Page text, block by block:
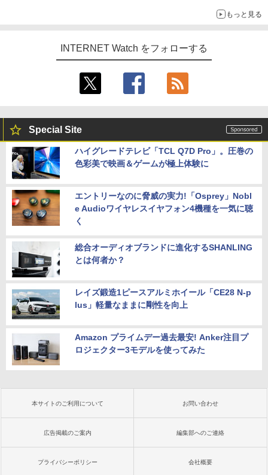
もっと見る
INTERNET Watch をフォローする
Special Site
ハイグレードテレビ「TCL Q7D Pro」。圧巻の
色彩美で映画＆ゲームが極上体験に
エントリーなのに脅威の実力!「Osprey」Nobl
e Audioワイヤレスイヤフォン4機種を一気に聴
く
総合オーディオブランドに進化するSHANLING
とは何者か？
レイズ鍛造1ピースアルミホイール「CE28 N-p
lus」軽量なままに剛性を向上
Amazon プライムデー過去最安! Anker注目プ
ロジェクター3モデルを使ってみた
本サイトのご利用について お問い合わせ
広告掲載のご案内 編集部へのご連絡
プライバシーポリシー 会社概要